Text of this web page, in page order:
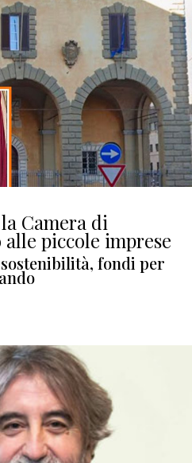
Camera di
piccole imprese
fondi per